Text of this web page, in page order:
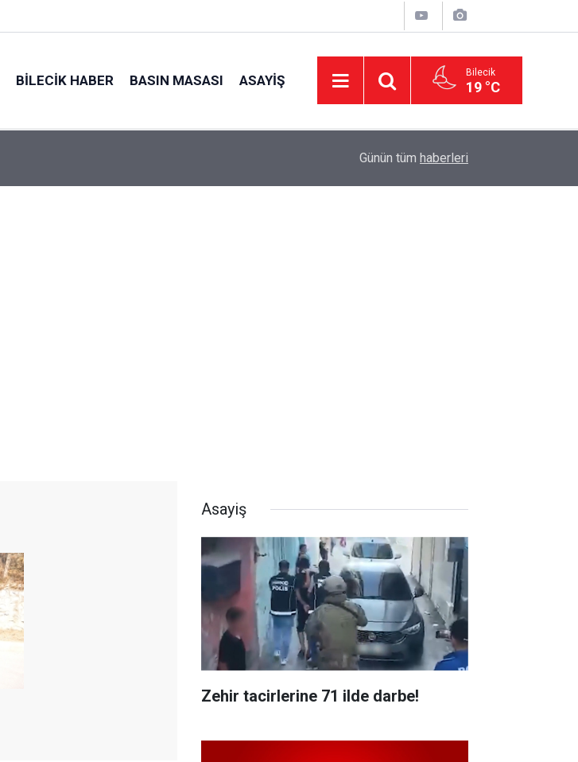
BILECIK HABER BASIN MASASI ASAYIŞ Bilecik
19 °C
İl Genel Meclisi’nden okullara 1.8 milyon TL
Günün tüm haberleri
Asayiş
Zehir tacirlerine 71 ilde darbe!